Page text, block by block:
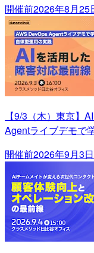
開催前2026年8月25
【9/3（木）東京】
Agentライブデモで
開催前2026年9月3